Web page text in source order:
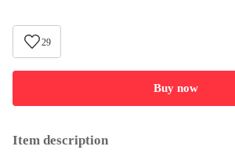
29
Buy now
Item description